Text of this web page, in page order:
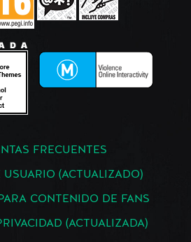
FRECUENTES
USUARIO (ACTUALIZADO)
CONTENIDO DE FANS
(ACTUALIZADA)